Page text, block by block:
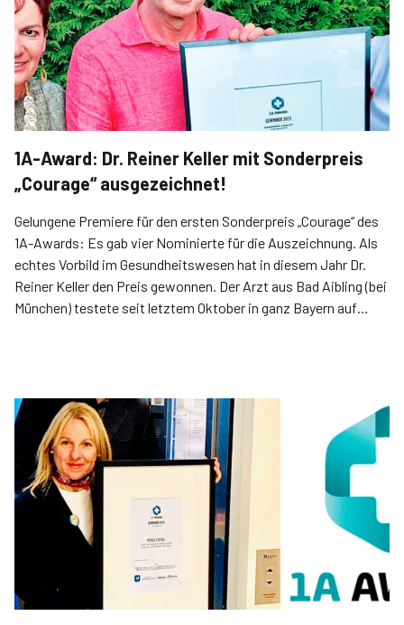
1A-Award: Dr. Reiner Keller mit Sonderpreis
„Courage“ ausgezeichnet!
Gelungene Premiere für den ersten Sonderpreis „Courage“ des
1A-Awards: Es gab vier Nominierte für die Auszeichnung. Als
echtes Vorbild im Gesundheitswesen hat in diesem Jahr Dr.
Reiner Keller den Preis gewonnen. Der Arzt aus Bad Aibling (bei
München) testete seit letztem Oktober in ganz Bayern auf